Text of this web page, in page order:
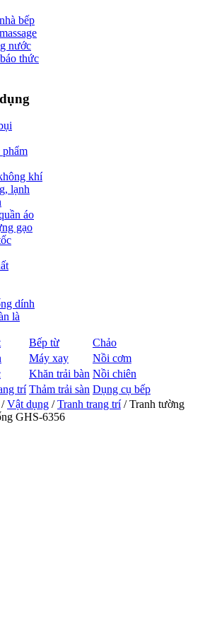
bếp
nước
thức
khí
lạnh
áo
gạo
dính
là
Bếp từ
Chảo
Máy xay
Nồi cơm
Khăn trải bàn Nồi chiên
trí Thảm trải sàn Dụng cụ bếp
/Vật dụng /Tranh trang trí/ Tranh tường
GHS-6356